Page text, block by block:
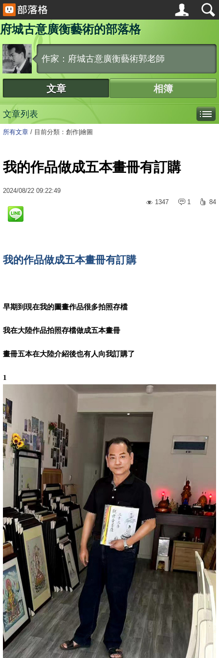
府城古意廣衡藝術的部落格
作家：府城古意廣衡藝術郭老師
文章 相簿
文章列表
所有文章 / 目前分類：創作|繪圖
我的作品做成五本畫冊有訂購
2024/08/22 09:22:49
1347
1 84
我的作品做成五本畫冊有訂購
早期到現在我的圖畫作品很多拍照存檔
我在大陸作品拍照存檔做成五本畫冊
畫冊五本在大陸介紹後也有人向我訂購了
1